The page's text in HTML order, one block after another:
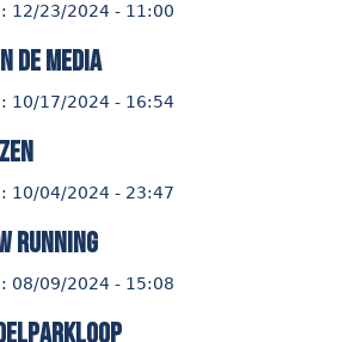
12/23/2024 - 11:00
de media
10/17/2024 - 16:54
10/04/2024 - 23:47
Running
08/09/2024 - 15:08